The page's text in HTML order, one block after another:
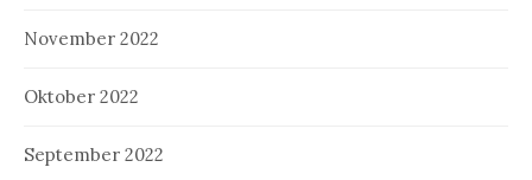
November 2022
Oktober 2022
September 2022